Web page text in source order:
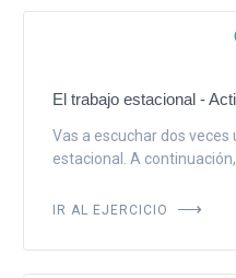
El trabajo estacional -
Vas a escuchar dos
estacional. A continuación,
IR AL EJERCICIO